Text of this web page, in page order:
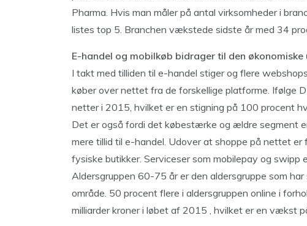
Pharma. Hvis man måler på antal virksomheder i
listes top 5. Branchen vækstede sidste år med 34
E-handel og mobilkøb bidrager til den økonomiske
I takt med tilliden til e-handel stiger og flere
køber over nettet fra de forskellige platforme. Ifølge
netter i 2015, hvilket er en stigning på 100 procent
Det er også fordi det købestærke og ældre segment
mere tillid til e-handel. Udover at shoppe på nettet
fysiske butikker. Serviceser som mobilepay og
Aldersgruppen 60-75 år er den aldersgruppe som
område. 50 procent flere i aldersgruppen online i
milliarder kroner i løbet af 2015 , hvilket er en vækst